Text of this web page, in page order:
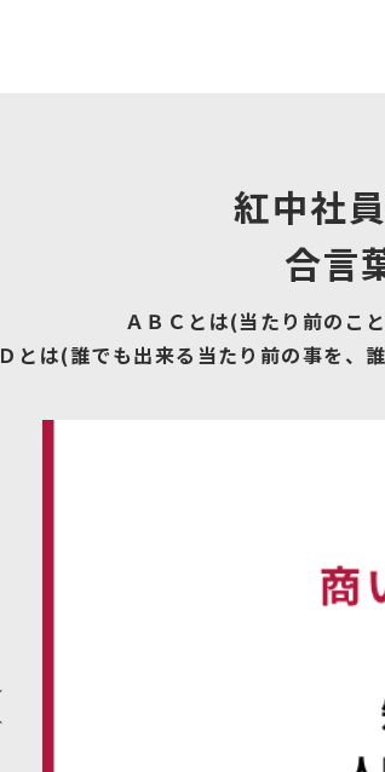
紅中社
合言
ＡＢＣとは(当たり前のこ
Ｄとは(誰でも出来る当たり前の事を、